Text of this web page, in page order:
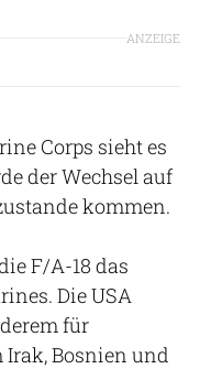
ANZEIGE
Corps sieht es
der Wechsel auf
kommen.
F/A-18 das
Die USA
für
Bosnien und